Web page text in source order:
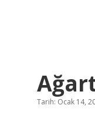
Tarih: Ocak 14,